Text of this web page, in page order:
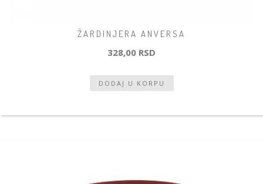
ŽARDINJERA ANVERSA
328,00 RSD